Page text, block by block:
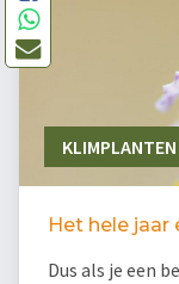
KLIMPLANTEN
Het hele
Dus als je een